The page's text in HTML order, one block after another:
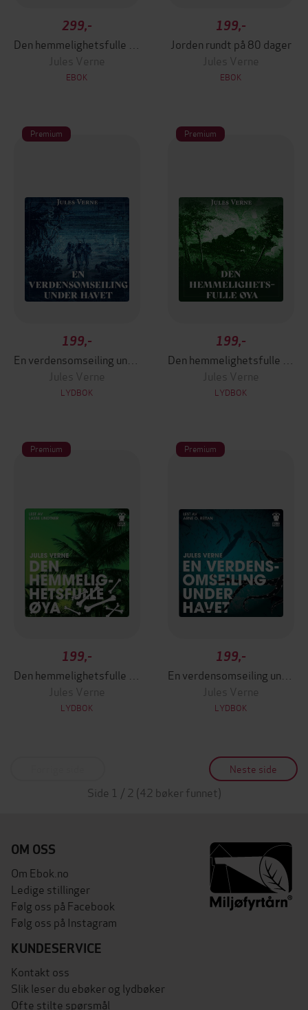
299,-
Jules Verne
EBOK
199,-
Jorden rundt på 80 dager
Jules Verne
EBOK
Premium
199,-
Jules Verne
LYDBOK
Premium
199,-
Jules Verne
LYDBOK
Premium
199,-
Jules Verne
LYDBOK
Premium
199,-
Jules Verne
LYDBOK
Neste side
Side 1 / 2 (42 bøker funnet)
OM OSS
Om Ebok.no
Ledige stillinger
Følg oss på Facebook
Følg oss på Instagram
KUNDESERVICE
Kontakt oss
Slik leser du ebøker og lydbøker
Ofte stilte spørsmål